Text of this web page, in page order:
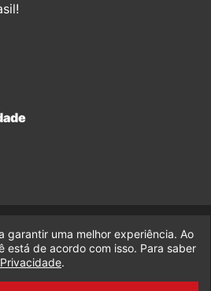
Marvel, uma empresa da Legado
Enterprises.
fabiolobo
garantir uma melhor experiência. Ao
está de acordo com isso. Para saber
.